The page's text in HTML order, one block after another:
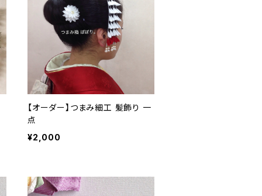
【オーダー】つまみ細工 髪飾り 一
点
¥2,000